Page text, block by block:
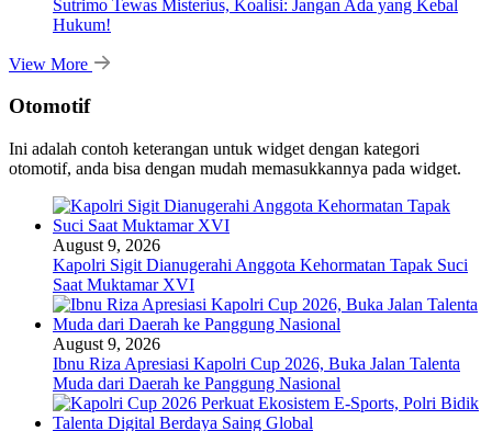
Sutrimo Tewas Misterius, Koalisi: Jangan Ada yang Kebal
Hukum!
View More
Otomotif
Ini adalah contoh keterangan untuk widget dengan kategori
otomotif, anda bisa dengan mudah memasukkannya pada widget.
August 9, 2026
Kapolri Sigit Dianugerahi Anggota Kehormatan Tapak Suci
Saat Muktamar XVI
August 9, 2026
Ibnu Riza Apresiasi Kapolri Cup 2026, Buka Jalan Talenta
Muda dari Daerah ke Panggung Nasional